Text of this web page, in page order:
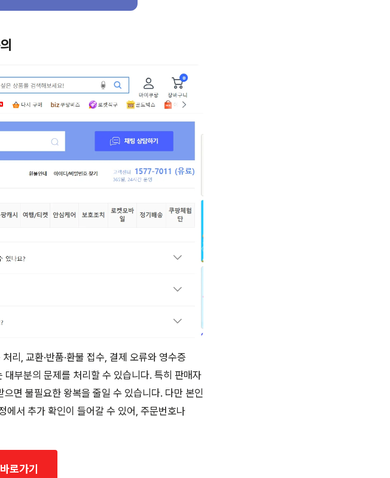
리, 교환·반품·환불 접수, 결제 오류와 영수증
부분의 문제를 처리할 수 있습니다. 특히 판매자
면 불필요한 왕복을 줄일 수 있습니다. 다만 본인
에서 추가 확인이 들어갈 수 있어, 주문번호나
로가기